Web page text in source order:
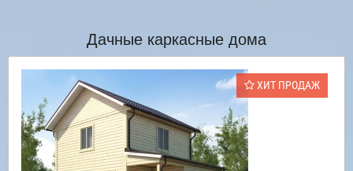
Дачные каркасные дома
ХИТ ПРОДАЖ